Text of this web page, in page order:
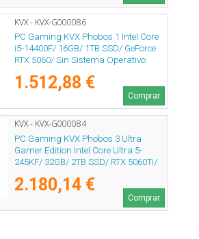
KVX - KVX-G000086
PC Gaming KVX Phobos 1 Intel Core
i5-14400F/ 16GB/ 1TB SSD/ GeForce
RTX 5060/ Sin Sistema Operativo
1.512,88 €
Comprar
KVX - KVX-G000084
PC Gaming KVX Phobos 3 Ultra
Gamer Edition Intel Core Ultra 5-
245KF/ 32GB/ 2TB SSD/ RTX 5060Ti/
2.180,14 €
Comprar